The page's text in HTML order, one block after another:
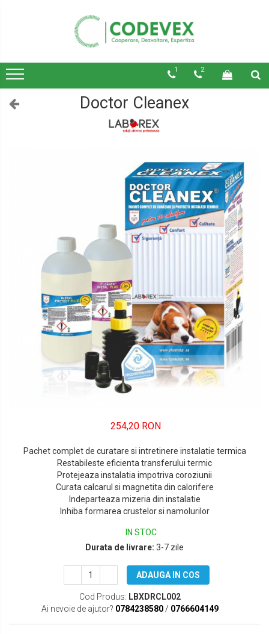
1 2
Doctor Cleanex
254,20 RON
Pachet complet de curatare si intretinere instalatie termica
Restabileste eficienta transferului termic
Protejeaza instalatia impotriva coroziunii
Curata calcarul si magnetita din calorifere
Indeparteaza mizeria din instalatie
Inhiba formarea crustelor si namolurilor
IN STOC
Durata de livrare: 3-7 zile
ADAUGA IN COS
Cod Produs: LBXDRCL002
Ai nevoie de ajutor? 0784238580/ 0766604149